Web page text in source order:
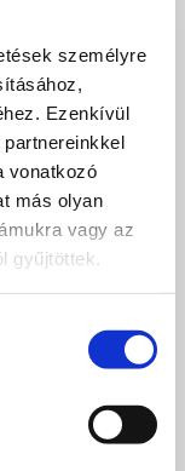
személyre
Ezenkívül
vonatkozó
más olyan
vagy az
gyűjtöttek.
mi keresni